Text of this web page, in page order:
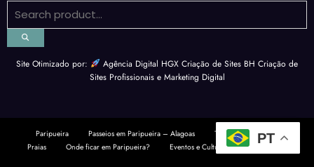
Site Otimizado por: Agência Digital HGX Criação de Sites BH Criação de
Sites Profissionaise Marketing Digital
Paripueira Passeios em Paripueira – Alagoas
Tábua da Maré
Praias
Onde ficar em Paripueira? Eventos e Cultura Contato
PT